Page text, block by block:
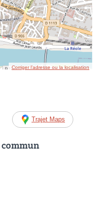
Corriger l’adresse ou la localisation
Trajet Maps